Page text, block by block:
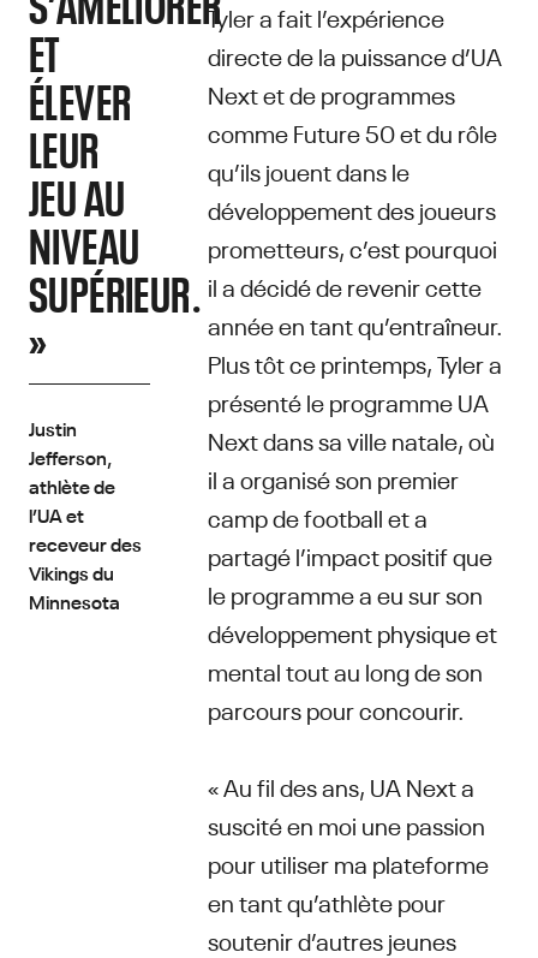
ET
ÉLEVER
LEUR
JEU AU
NIVEAU
SUPÉRIEUR.
»
Justin
Jefferson,
athlète de
l’UA et
receveur des
Vikings du
Minnesota
Tyler a fait l’expérience
directe de la puissance d’UA
Next et de programmes
comme Future 50 et du rôle
qu’ils jouent dans le
développement des joueurs
prometteurs, c’est pourquoi
il a décidé de revenir cette
année en tant qu’entraîneur.
Plus tôt ce printemps, Tyler a
présenté le programme UA
Next dans sa ville natale, où
il a organisé son premier
camp de football et a
partagé l’impact positif que
le programme a eu sur son
développement physique et
mental tout au long de son
parcours pour concourir.
« Au fil des ans, UA Next a
suscité en moi une passion
pour utiliser ma plateforme
en tant qu’athlète pour
soutenir d’autres jeunes